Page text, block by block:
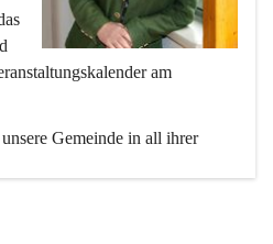
am
Gemeinde in all ihrer